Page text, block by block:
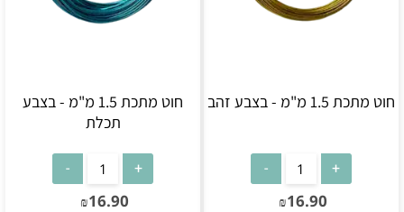
חוט מתכת 1.5 מ"מ - בצבע זהב
₪16.90
חוט מתכת 1.5 מ"מ - בצבע
תכלת
₪16.90